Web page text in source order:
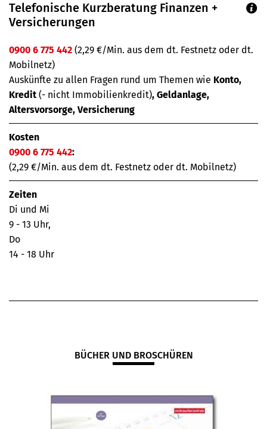
Telefonische Kurzberatung Finanzen +
Versicherungen
0900 6 775 442 (2,29 €/Min. aus dem dt. Festnetz oder dt.
Mobilnetz)
Auskünfte zu allen Fragen rund um Themen wie Konto,
Kredit(- nicht Immobilienkredit), Geldanlage,
Altersvorsorge, Versicherung
Kosten
0900 6 775 442:
(2,29 €/Min. aus dem dt. Festnetz oder dt. Mobilnetz)
Zeiten
Di und Mi
9 - 13 Uhr,
Do
14 - 18 Uhr
BÜCHER UND BROSCHÜREN